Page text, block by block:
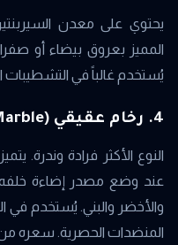
يحتوي على معدن
المميز بعروق بيضاء أو
يُستخدم غالباً في التشطيبات
4. رخام عقيقي (Onyx Marble)
النوع الأكثر فرادة وندرة.
عند وضع مصدر إضاءة خلفه.
والأخضر والبني. يُستخدم في
المنضدات الحصرية. سعره من